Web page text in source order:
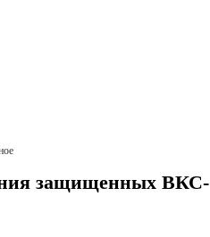
защищенных ВКС-